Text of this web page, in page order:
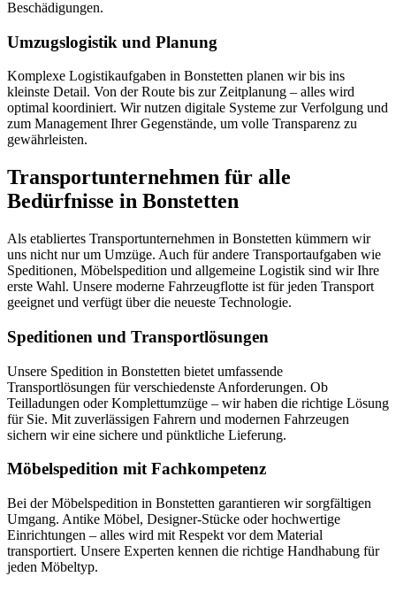
Beschädigungen.
Umzugslogistik und Planung
Komplexe Logistikaufgaben in Bonstetten planen wir bis ins
kleinste Detail. Von der Route bis zur Zeitplanung – alles wird
optimal koordiniert. Wir nutzen digitale Systeme zur Verfolgung und
zum Management Ihrer Gegenstände, um volle Transparenz zu
gewährleisten.
Transportunternehmen für alle
Bedürfnisse in Bonstetten
Als etabliertes Transportunternehmen in Bonstetten kümmern wir
uns nicht nur um Umzüge. Auch für andere Transportaufgaben wie
Speditionen, Möbelspedition und allgemeine Logistik sind wir Ihre
erste Wahl. Unsere moderne Fahrzeugflotte ist für jeden Transport
geeignet und verfügt über die neueste Technologie.
Speditionen und Transportlösungen
Unsere Spedition in Bonstetten bietet umfassende
Transportlösungen für verschiedenste Anforderungen. Ob
Teilladungen oder Komplettumzüge – wir haben die richtige Lösung
für Sie. Mit zuverlässigen Fahrern und modernen Fahrzeugen
sichern wir eine sichere und pünktliche Lieferung.
Möbelspedition mit Fachkompetenz
Bei der Möbelspedition in Bonstetten garantieren wir sorgfältigen
Umgang. Antike Möbel, Designer-Stücke oder hochwertige
Einrichtungen – alles wird mit Respekt vor dem Material
transportiert. Unsere Experten kennen die richtige Handhabung für
jeden Möbeltyp.